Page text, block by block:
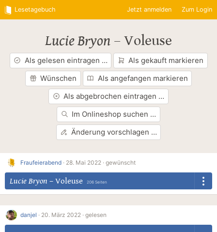
Lesetagebuch Jetzt anmelden Zum Login
Lucie Bryon – Voleuse
Als gelesen eintragen …
Als gekauft markieren
Wünschen
Als angefangen markieren
Als abgebrochen eintragen …
Im Onlineshop suchen …
Änderung vorschlagen …
Fraufeierabend · 28. Mai 2022 · gewünscht
Lucie Bryon – Voleuse 206 Seiten
danjel · 20. März 2022 · gelesen